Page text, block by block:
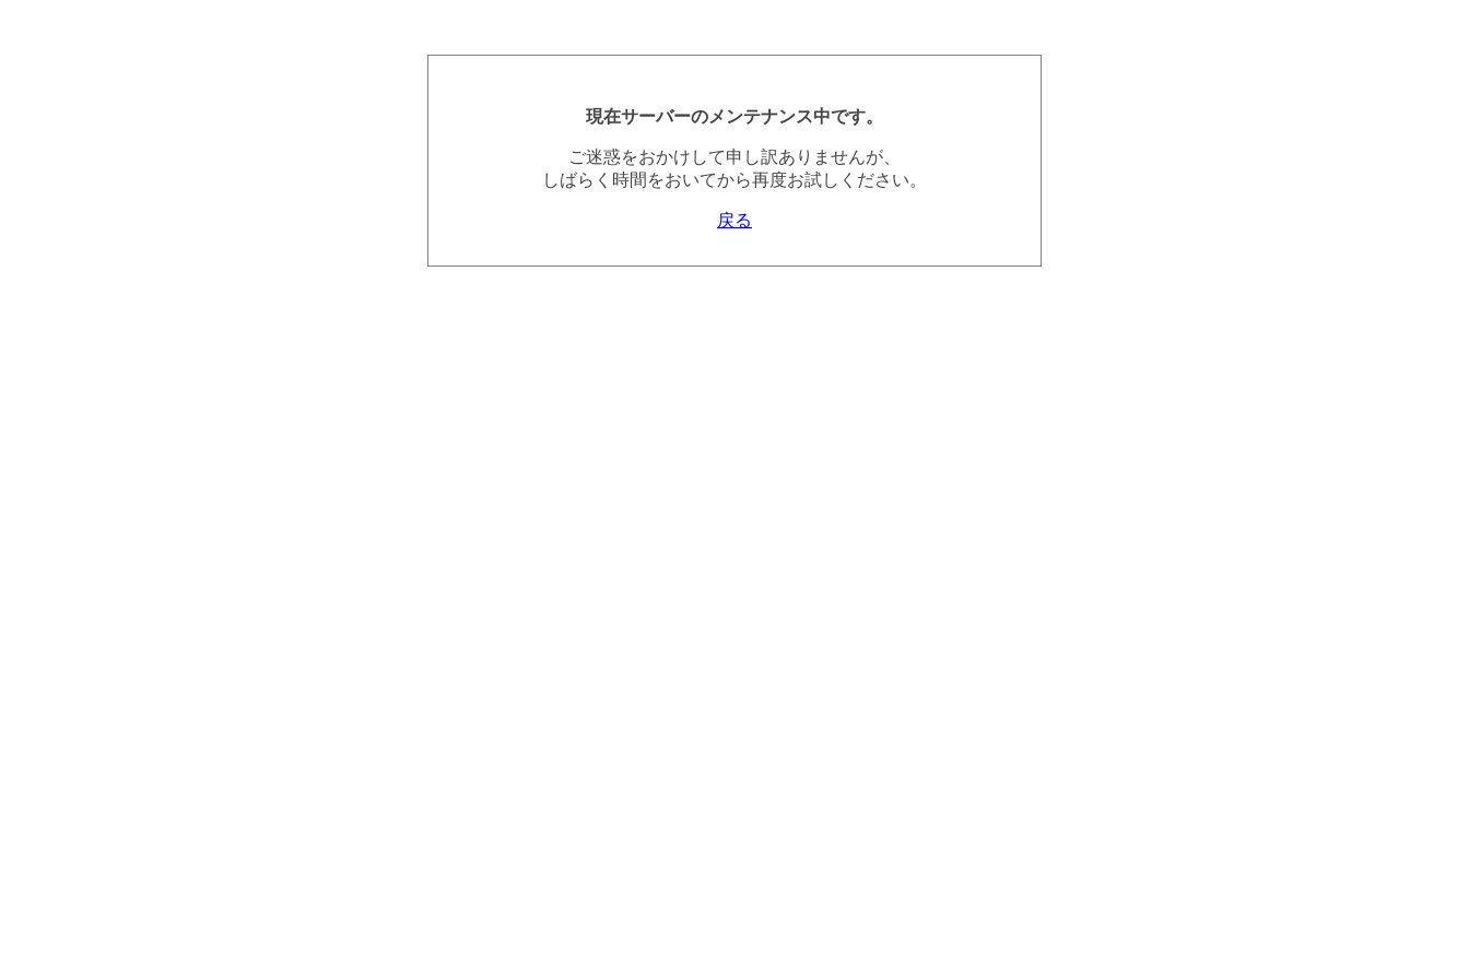
現在サーバーのメンテナンス中です。
ご迷惑をおかけして申し訳ありませんが、
しばらく時間をおいてから再度お試しください。
戻る